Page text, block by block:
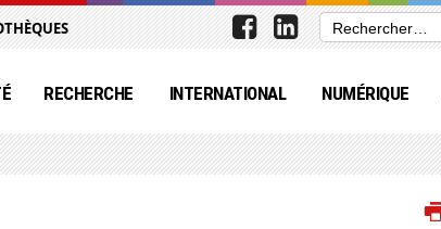
RECHERCHE INTERNATIONAL NUMÉRIQUE